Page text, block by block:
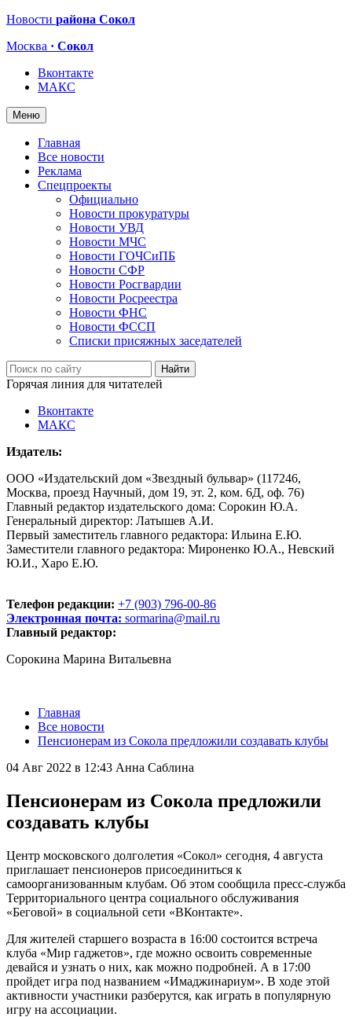
Новости района Сокол
Москва · Сокол
Вконтакте
МАКС
Меню
Главная
Все новости
Реклама
Спецпроекты
Официально
Новости прокуратуры
Новости УВД
Новости МЧС
Новости ГОЧСиПБ
Новости СФР
Новости Росгвардии
Новости Росреестра
Новости ФНС
Новости ФССП
Списки присяжных заседателей
Горячая линия для читателей
Вконтакте
МАКС
Издатель:
ООО «Издательский дом «Звездный бульвар» (117246,
Москва, проезд Научный, дом 19, эт. 2, ком. 6Д, оф. 76)
Главный редактор издательского дома: Сорокин Ю.А.
Генеральный директор: Латышев А.И.
Первый заместитель главного редактора: Ильина Е.Ю.
Заместители главного редактора: Мироненко Ю.А., Невский
Ю.И., Харо Е.Ю.
Телефон редакции: +7 (903) 796-00-86
Электронная почта: sormarina@mail.ru
Главный редактор:
Сорокина Марина Витальевна
Главная
Все новости
Пенсионерам из Сокола предложили создавать клубы
04 Авг 2022 в 12:43 Анна Саблина
Пенсионерам из Сокола предложили
создавать клубы
Центр московского долголетия «Сокол» сегодня, 4 августа
приглашает пенсионеров присоединиться к
самоорганизованным клубам. Об этом сообщила пресс-служба
Территориального центра социального обслуживания
«Беговой» в социальной сети «ВКонтакте».
Для жителей старшего возраста в 16:00 состоится встреча
клуба «Мир гаджетов», где можно освоить современные
девайся и узнать о них, как можно подробней. А в 17:00
пройдет игра под названием «Имаджинариум». В ходе этой
активности участники разберутся, как играть в популярную
игру на ассоциации.